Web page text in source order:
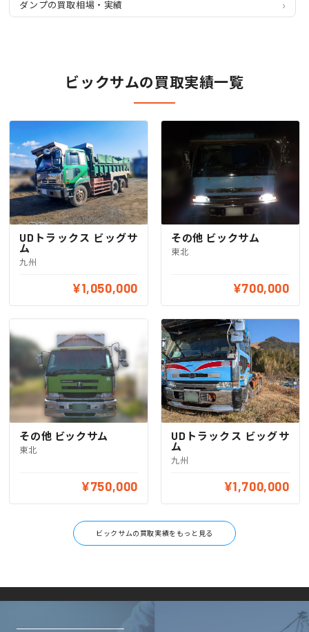
ダンプの買取相場・実績
ビックサムの買取実績一覧
UDトラックス ビッグサ
ム
九州
¥1,050,000
その他 ビックサム
東北
¥700,000
その他 ビックサム
東北
¥750,000
UDトラックス ビッグサ
ム
九州
¥1,700,000
ビックサムの買取実績をもっと見る